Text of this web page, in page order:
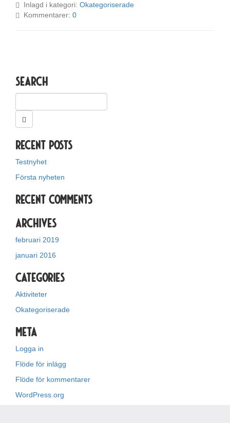
Inlagd i kategori: Okategoriserade
Kommentarer: 0
Search
Recent Posts
Testnyhet
Första nyheten
Recent Comments
Archives
februari 2019
januari 2016
Categories
Aktiviteter
Okategoriserade
Meta
Logga in
Flöde för inlägg
Flöde för kommentarer
WordPress.org